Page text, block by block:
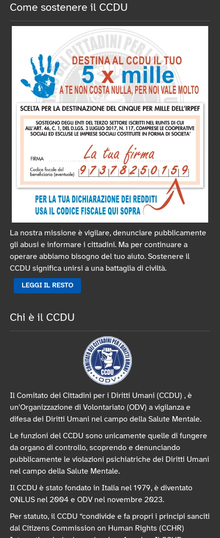
Come sostenere il CCDU
La nostra missione è vigilare, denunciare pubblicamente
gli abusi e informare i cittadini. Ma per continuare a
operare abbiamo bisogno del tuo aiuto. Sostenere il
CCDU significa unirsi a una battaglia di civiltà.
LEGGI IL RESTO
Chi è il CCDU
Il Comitato dei Cittadini per i Diritti Umani (CCDU) , è
un'Organizzazione di Volontariato (ODV) a vigilanza e
difesa dei Diritti Umani nel campo della Salute Mentale.
Le funzioni del CCDU sono unicamente quelle di fungere
da organo di controllo, scoprendo e denunciando
pubblicamente le violazioni psichiatriche dei Diritti Umani
nel campo della Salute Mentale.
Il CCDU è stato fondato in Italia nel 1979, è diventato
ONLUS nel 2004 e ODV nel novembre 2023.
Per statuto, il CCDU “condivide e fa propri i principi sanciti
dal Citizens Commission on Human Rights (CCHR)